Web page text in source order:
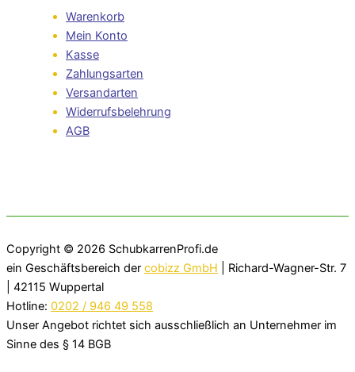
Warenkorb
Mein Konto
Kasse
Zahlungsarten
Versandarten
Widerrufsbelehrung
AGB
Copyright © 2026 SchubkarrenProfi.de
ein Geschäftsbereich der cobizz GmbH | Richard-Wagner-Str. 7
| 42115 Wuppertal
Hotline: 0202 / 946 49 558
Unser Angebot richtet sich ausschließlich an Unternehmer im
Sinne des § 14 BGB